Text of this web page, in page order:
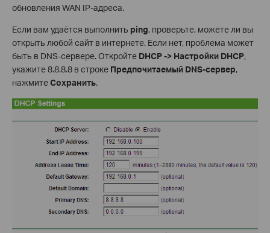
обновления WAN IP-адреса.
Если вам удаётся выполнить ping, проверьте, можете ли вы
открыть любой сайт в интернете. Если нет, проблема может
быть в DNS-сервере. Откройте DHCP -> Настройки DHCP,
укажите 8.8.8.8 в строке Предпочитаемый DNS-сервер,
нажмитеСохранить.